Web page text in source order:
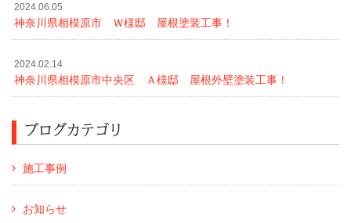
2024.06.05
神奈川県相模原市 Ｗ様邸 屋根塗装工事！
2024.02.14
神奈川県相模原市中央区 Ａ様邸 屋根外壁塗装工事！
ブログカテゴリ
施工事例
お知らせ